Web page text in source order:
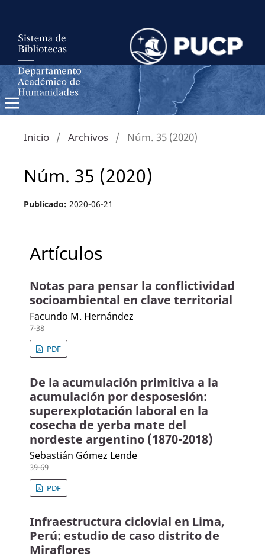
Inicio / Archivos / Núm. 35 (2020)
Núm. 35 (2020)
Publicado: 2020-06-21
Artículos
Notas para pensar la conflictividad
socioambiental en clave territorial
Facundo M. Hernández
7-38
PDF
De la acumulación primitiva a la
acumulación por desposesión:
superexplotación laboral en la
cosecha de yerba mate del
nordeste argentino (1870-2018)
Sebastián Gómez Lende
39-69
PDF
Infraestructura ciclovial en Lima,
Perú: estudio de caso distrito de
Miraflores